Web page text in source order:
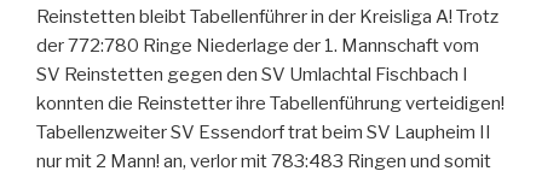
Reinstetten bleibt Tabellenführer in der Kreisliga A! Trotz
der 772:780 Ringe Niederlage der 1. Mannschaft vom
SV Reinstetten gegen den SV Umlachtal Fischbach I
konnten die Reinstetter ihre Tabellenführung verteidigen!
Tabellenzweiter SV Essendorf trat beim SV Laupheim II
nur mit 2 Mann! an, verlor mit 783:483 Ringen und somit